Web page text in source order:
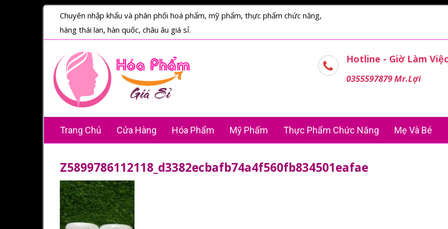
Chuyên nhập khẩu và phân phối hoá phẩm, mỹ phẩm, thực phẩm chức năng,
hàng thái lan, hàn quốc, châu âu giá sỉ.
Hotline - Giờ Làm
0355597879 Mr.Lợi
Trang Chủ Cửa Hàng Hóa Phẩm Mỹ Phẩm Thực Phẩm Chức Năng Mẹ Và Bé
Z5899786112118_d3382ecbafb74a4f560fb834501eafae